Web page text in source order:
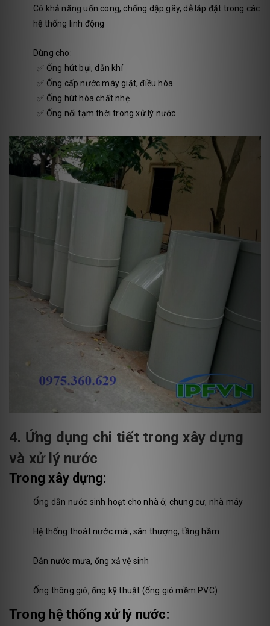
Có khả năng uốn cong, chống dập gãy, dễ lắp đặt trong các
hệ thống linh động
Dùng cho:
✅ Ống hút bụi, dẫn khí
✅ Ống cấp nước máy giặt, điều hòa
✅ Ống hút hóa chất nhẹ
✅ Ống nối tạm thời trong xử lý nước
4. Ứng dụng chi tiết trong xây dựng
và xử lý nước
Trong xây dựng:
Ống dẫn nước sinh hoạt cho nhà ở, chung cư, nhà máy
Hệ thống thoát nước mái, sân thượng, tầng hầm
Dẫn nước mưa, ống xả vệ sinh
Ống thông gió, ống kỹ thuật (ống gió mềm PVC)
Trong hệ thống xử lý nước: